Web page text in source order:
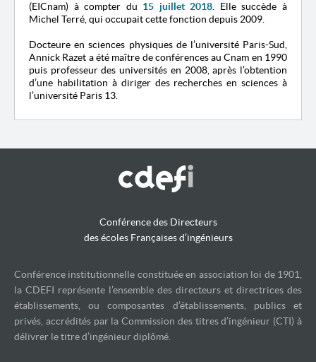
(EICnam) à compter du 15 juillet 2018 . Elle succède à
Michel Terré, qui occupait cette fonction depuis 2009.
Docteure en sciences physiques de l’université Paris-Sud,
Annick Razet a été maître de conférences au Cnam en 1990
puis professeur des universités en 2008, après l’obtention
d’une habilitation à diriger des recherches en sciences à
l’université Paris 13.
Conférence des Directeurs
des écoles Françaises d’ingénieurs
Conférence institutionnelle constituée en association loi de 1901,
la CDEFI représente l’ensemble des directeurs et directrices des
établissements, ou composantes d’établissements, publics et
privés, accrédités par la Commission des titres d’ingénieur (CTI) à
délivrer le titre d’ingénieur diplômé.